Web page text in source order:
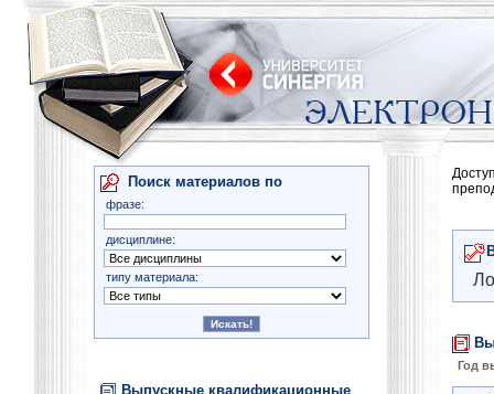
Поиск материалов по
фразе:
дисциплине:
типу материала:
Выпускные квалификационные
Год